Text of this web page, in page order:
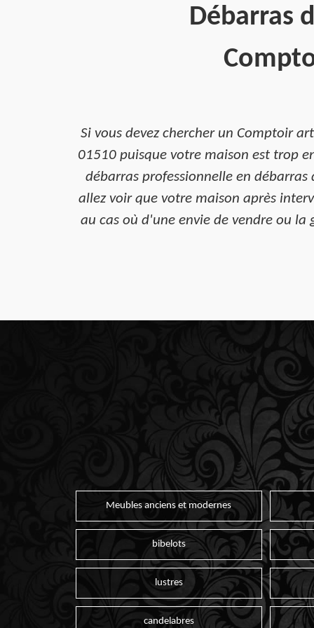
Débarras
Si vous devez chercher un Comptoir
01510 puisque votre maison est trop
débarras professionnelle en
allez voir que votre maison après
au cas où d'une envie de vendre ou
Meubles anciens et modernes
bibelots
lustres
candelabres